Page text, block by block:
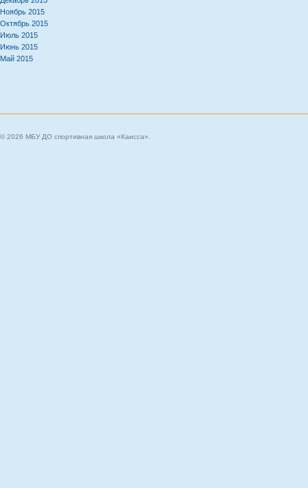
Ноябрь 2015
Октябрь 2015
Июль 2015
Июнь 2015
Май 2015
© 2026 МБУ ДО спортивная школа «Каисса».